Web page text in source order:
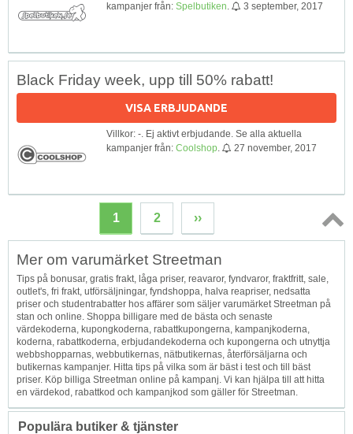
kampanjer från: Spelbutiken 3 september, 2017
Black Friday week, upp till 50% rabatt!
VISA ERBJUDANDE
Villkor: -. Ej aktivt erbjudande. Se alla aktuella
kampanjer från: Coolshop 27 november, 2017
1 2 ››
Topp
Mer om varumärket Streetman
Tips på bonusar, gratis frakt, låga priser, reavaror, fyndvaror, fraktfritt, sale,
outlet's, fri frakt, utförsäljningar, fyndshoppa, halva reapriser, nedsatta
priser och studentrabatter hos affärer som säljer varumärket Streetman på
stan och online. Shoppa billigare med de bästa och senaste
värdekoderna, kupongkoderna, rabattkupongerna, kampanjkoderna,
koderna, rabattkoderna, erbjudandekoderna och kupongerna och utnyttja
webbshopparnas, webbutikernas, nätbutikernas, återförsäljarna och
butikernas kampanjer. Hitta tips på vilka som är bäst i test och till bäst
priser. Köp billiga Streetman online på kampanj. Vi kan hjälpa till att hitta
en värdekod, rabattkod och kampanjkod som gäller för Streetman.
Populära butiker & tjänster